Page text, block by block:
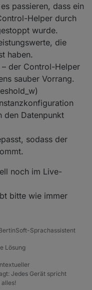
passieren, dass ein
Helper durch
wurde.
die
haben.
der Control-Helper
sauber Vorrang.
den Datenpunkt
sodass der
noch im Live-
bitte wie immer
Sprachassistent
Lösung
Jedes Gerät spricht